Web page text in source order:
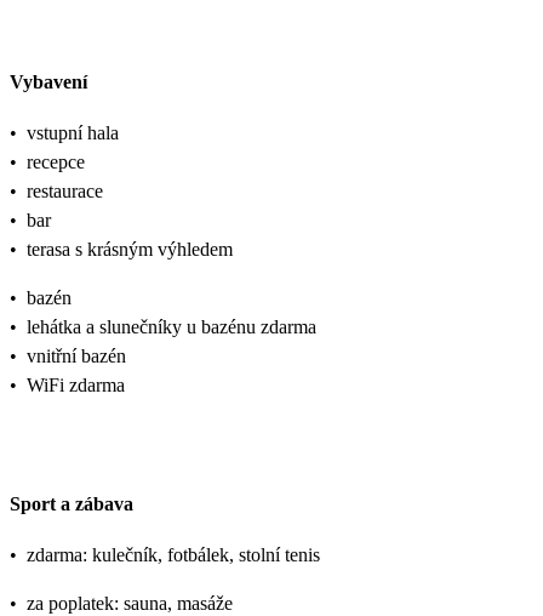
Vybavení
• vstupní hala
• recepce
• restaurace
• bar
• terasa s krásným výhledem
• bazén
• lehátka a slunečníky u bazénu zdarma
• vnitřní bazén
• WiFi zdarma
Sport a zábava
• zdarma: kulečník, fotbálek, stolní tenis
• za poplatek: sauna, masáže